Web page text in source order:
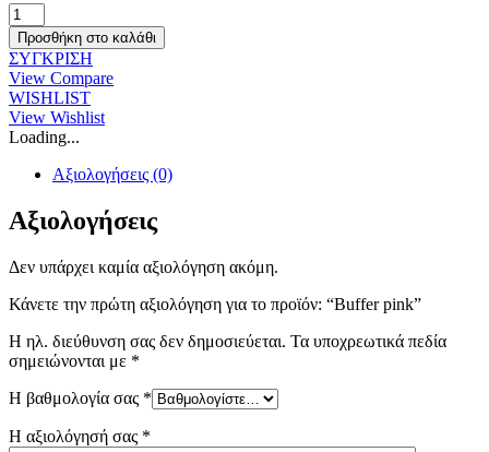
Buffer
pink
ποσότητα
Προσθήκη στο καλάθι
ΣΥΓΚΡΙΣΗ
View Compare
WISHLIST
View Wishlist
Loading...
Αξιολογήσεις (0)
Αξιολογήσεις
Δεν υπάρχει καμία αξιολόγηση ακόμη.
Κάνετε την πρώτη αξιολόγηση για το προϊόν: “Buffer pink”
Η ηλ. διεύθυνση σας δεν δημοσιεύεται. Τα υποχρεωτικά πεδία
σημειώνονται με *
Η βαθμολογία σας *
Η αξιολόγησή σας *